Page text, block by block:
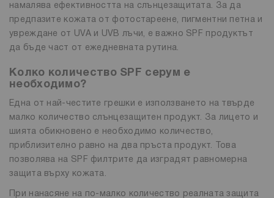
намалява ефективността на слънцезащитата. За да
предпазите кожата от фотостареене, пигментни петна и
увреждане от UVA и UVB лъчи, е важно SPF продуктът
да бъде част от ежедневната рутина.
Колко количество SPF серум е
необходимо?
Една от най-честите грешки е използването на твърде
малко количество слънцезащитен продукт. За лицето и
шията обикновено е необходимо количество,
приблизително равно на два пръста продукт. Това
позволява на SPF филтрите да изградят равномерна
защита върху кожата.
При нанасяне на по-малко количество реалната защита